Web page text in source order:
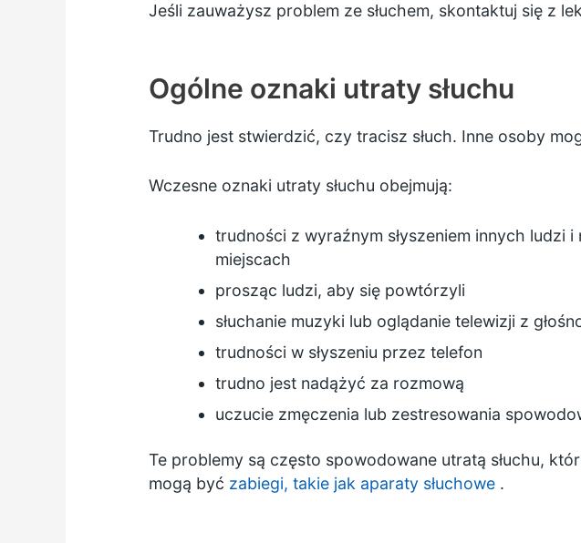
Jeśli zauważysz problem ze słuchem, skontaktuj się z
Ogólne oznaki utraty słuchu
Trudno jest stwierdzić, czy tracisz słuch. Inne osoby
Wczesne oznaki utraty słuchu obejmują:
trudności z wyraźnym słyszeniem innych ludzi
miejscach
prosząc ludzi, aby się powtórzyli
słuchanie muzyki lub oglądanie telewizji z
trudności w słyszeniu przez telefon
trudno jest nadążyć za rozmową
uczucie zmęczenia lub zestresowania
Te problemy są często spowodowane utratą słuchu,
mogą być zabiegi, takie jak aparaty słuchowe.